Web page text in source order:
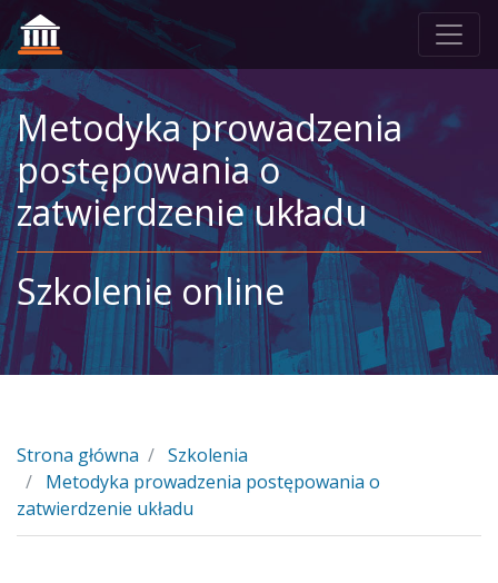
Metodyka prowadzenia
postępowania o
zatwierdzenie układu
Szkolenie online
Strona główna
Szkolenia
Metodyka prowadzenia postępowania o
zatwierdzenie układu